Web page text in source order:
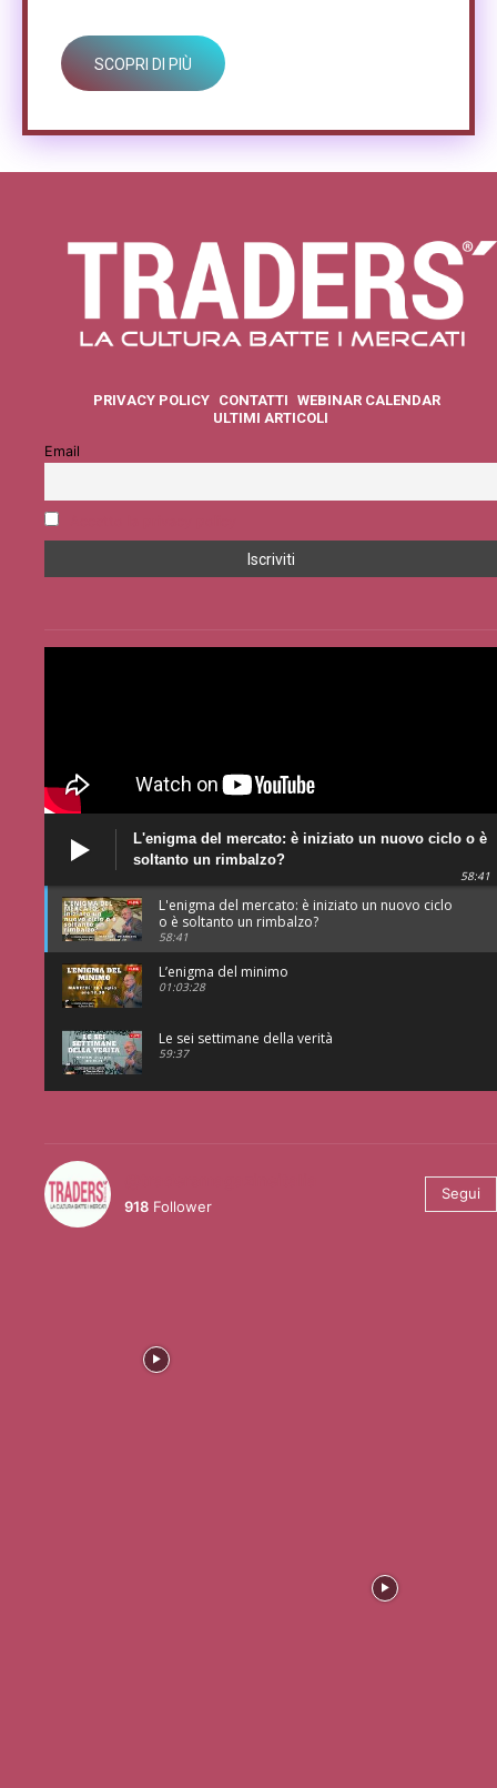
SCOPRI DI PIÙ
PRIVACY POLICY CONTATTI WEBINAR CALENDAR
ULTIMI ARTICOLI
Email
L'enigma del mercato: è iniziato un nuovo ciclo o è
soltanto un rimbalzo?
58:41
L'enigma del mercato: è iniziato un nuovo ciclo
o è soltanto un rimbalzo?
58:41
L’enigma del minimo
01:03:28
Le sei settimane della verità
59:37
918 Follower
Segui